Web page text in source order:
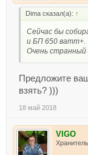
Dima сказал(а): ↑
Сейчас бы
и БП 650 ватт+.
Очень странный
Предложите
взять? )))
18 май 2018
VIGO